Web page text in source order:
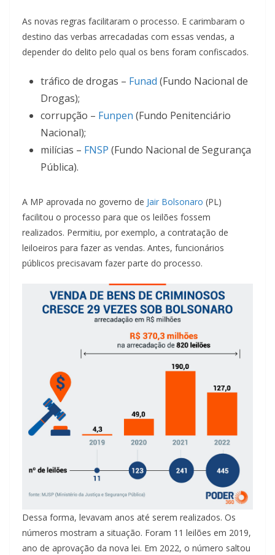
As novas regras facilitaram o processo. E carimbaram o
destino das verbas arrecadadas com essas vendas, a
depender do delito pelo qual os bens foram confiscados.
tráfico de drogas – Funad (Fundo Nacional de
Drogas);
corrupção – Funpen (Fundo Penitenciário
Nacional);
milícias – FNSP (Fundo Nacional de Segurança
Pública).
A MP aprovada no governo de Jair Bolsonaro (PL)
facilitou o processo para que os leilões fossem
realizados. Permitiu, por exemplo, a contratação de
leiloeiros para fazer as vendas. Antes, funcionários
públicos precisavam fazer parte do processo.
Dessa forma, levavam anos até serem realizados. Os
números mostram a situação. Foram 11 leilões em 2019,
ano de aprovação da nova lei. Em 2022, o número saltou